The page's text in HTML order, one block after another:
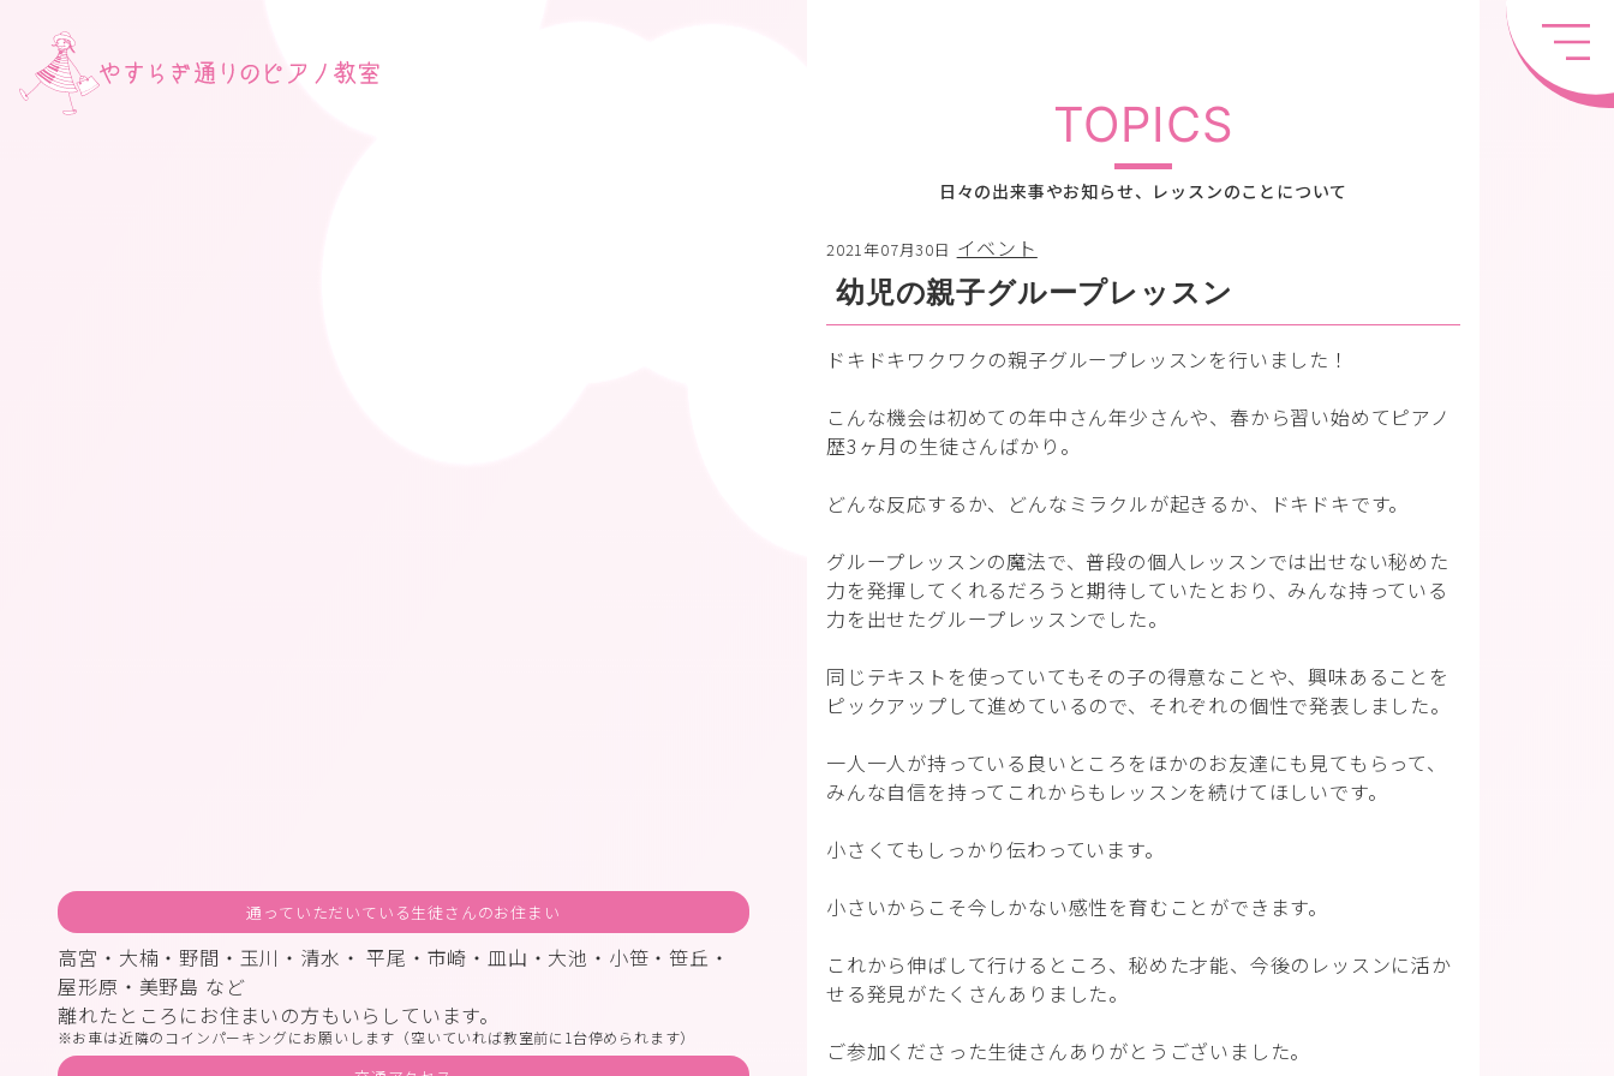
TOPICS
日々の出来事やお知らせ、レッスンのことについて
2021年07月30日 イベント
幼児の親子グループレッスン
ドキドキワクワクの親子グループレッスンを行いました！
こんな機会は初めての年中さん年少さんや、春から習い始めてピアノ
歴3ヶ月の生徒さんばかり。
どんな反応するか、どんなミラクルが起きるか、ドキドキです。
グループレッスンの魔法で、普段の個人レッスンでは出せない秘めた
力を発揮してくれるだろうと期待していたとおり、みんな持っている
力を出せたグループレッスンでした。
同じテキストを使っていてもその子の得意なことや、興味あることを
ピックアップして進めているので、それぞれの個性で発表しました。
一人一人が持っている良いところをほかのお友達にも見てもらって、
みんな自信を持ってこれからもレッスンを続けてほしいです。
小さくてもしっかり伝わっています。
小さいからこそ今しかない感性を育むことができます。
これから伸ばして行けるところ、秘めた才能、今後のレッスンに活か
せる発見がたくさんありました。
ご参加くださった生徒さんありがとうございました。
通っていただいている生徒さんのお住まい
高宮・大楠・野間・玉川・清水・ 平尾・市崎・皿山・大池・小笹・笹丘・
屋形原・美野島 など
離れたところにお住まいの方もいらしています。
お車は近隣のコインパーキングにお願いします（空いていれば教室前に1台停められます）